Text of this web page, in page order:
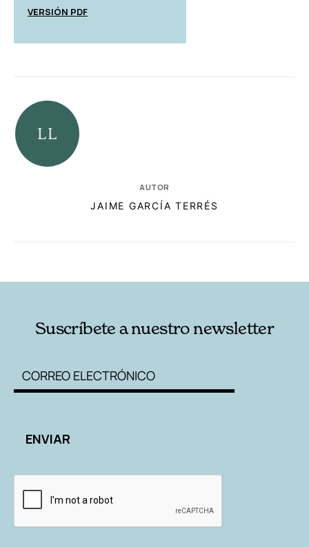
VERSIÓN PDF
AUTOR
JAIME GARCÍA TERRÉS
Suscríbete a nuestro newsletter